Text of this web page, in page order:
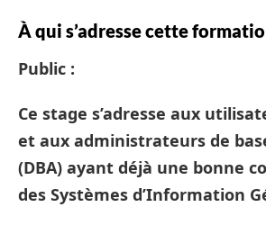
À qui s’adresse cette
Public :
Ce stage s’adresse aux
et aux administrateurs de
(DBA) ayant déjà une bonne
des Systèmes d’Information